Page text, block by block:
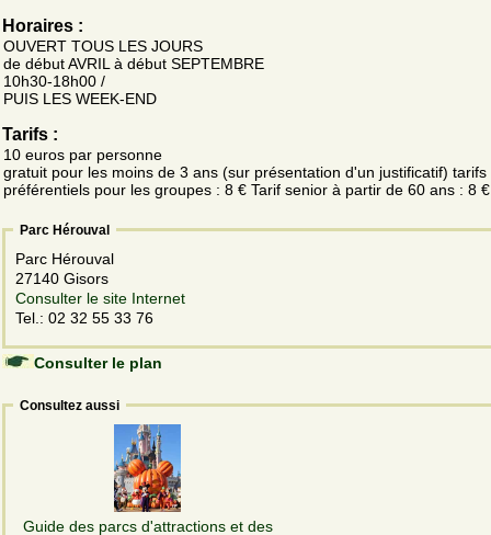
Horaires :
OUVERT TOUS LES JOURS
de début AVRIL à début SEPTEMBRE
10h30-18h00 /
PUIS LES WEEK-END
Tarifs :
10 euros par personne
gratuit pour les moins de 3 ans (sur présentation d'un justificatif) tarifs
préférentiels pour les groupes : 8 € Tarif senior à partir de 60 ans : 8 €
Parc Hérouval
Parc Hérouval
27140 Gisors
Consulter le site Internet
Tel.: 02 32 55 33 76
Consulter le plan
Consultez aussi
Guide des parcs d'attractions et des